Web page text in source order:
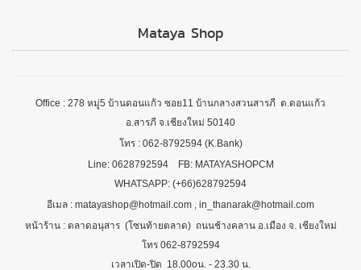
Mataya Shop
Office : 278 หมู่5 บ้านดอนแก้ว ซอย11 บ้านกลางสวนสารภี ต.ดอนแก้ว
อ.สารภี จ.เชียงใหม่ 50140
โทร : 062-8792594 (K.Bank)
Line: 0628792594 FB: MATAYASHOPCM
WHATSAPP: (+66)628792594
อีเมล : matayashop@hotmail.com , in_thanarak@hotmail.com
หน้าร้าน : ตลาดอนุสาร (โซนท้ายตลาด) ถนนช้างคลาน อ.เมือง จ. เชียงใหม่
โทร 062-8792594
เวลาเปิด-ปิด 18.00oน. - 23.30 น.